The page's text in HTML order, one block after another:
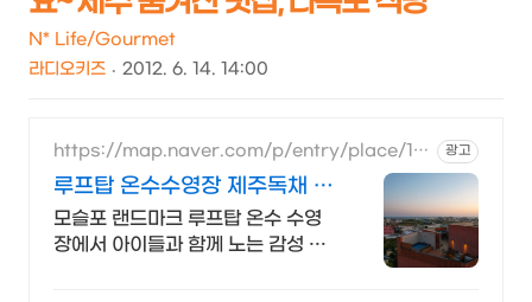
N* Life/Gourmet
라디오키즈
2012. 6. 14. 14:00
https://map.naver.com/p/entry/place/14
66060378
광고
루프탑 온수수영장 제주독채 제
주 남쪽 럭셔리 힐링숙소
모슬포 랜드마크 루프탑 온수 수영
장에서 아이들과 함께 노는 감성 숙